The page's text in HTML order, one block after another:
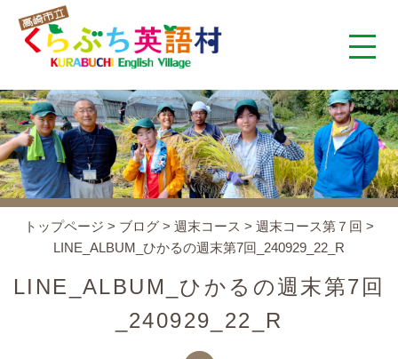
くらぶち英語村とは
コンセプト
トップページ > ブログ > 週末コース > 週末コース第７回 >
LINE_ALBUM_ひかるの週末第7回_240929_22_R
LINE_ALBUM_ひかるの週末第7回
_240929_22_R